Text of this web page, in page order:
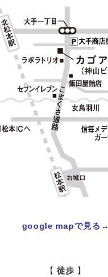
google mapで見る→
【徒歩 】